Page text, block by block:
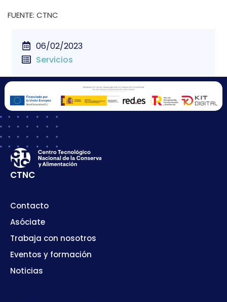
FUENTE: CTNC
06/02/2023
Servicios
CTNC
Contacto
Asóciate
Trabaja con nosotros
Eventos y formación
Noticias